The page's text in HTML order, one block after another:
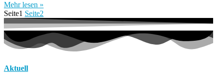
Mehr lesen »
Seite1 Seite2
Aktuell